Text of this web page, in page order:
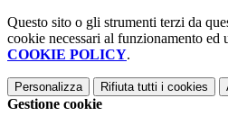
Questo sito o gli strumenti terzi da
cookie necessari al funzionamento
COOKIE POLICY.
Personalizza Rifiuta tutti i cookies
Gestione cookie